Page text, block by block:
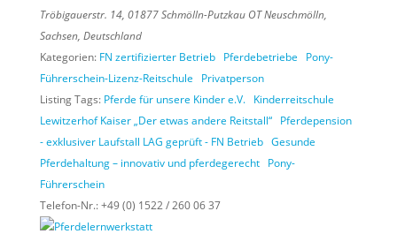
Tröbigauerstr. 14, 01877Schmölln-Putzkau OT Neuschmölln,
Sachsen, Deutschland
Kategorien: FN zertifizierter Betrieb Pferdebetriebe
Pony-
Führerschein-Lizenz-Reitschule
Privatperson
Listing Tags: Pferde für unsere Kinder e.V. Kinderreitschule
Lewitzerhof Kaiser „Der etwas andere Reitstall“ Pferdepension
- exklusiver Laufstall LAG geprüft - FN Betrieb Gesunde
Pferdehaltung – innovativ und pferdegerecht Pony-
Führerschein
Telefon-Nr.:+49 (0) 1522 / 260 06 37